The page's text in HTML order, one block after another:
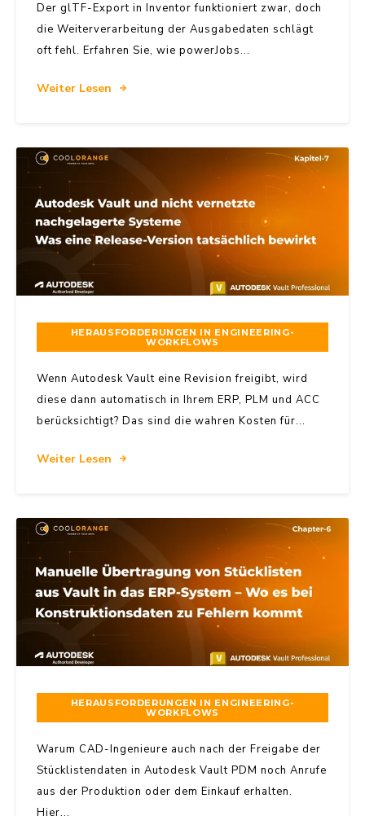
Der glTF-Export in Inventor funktioniert zwar, doch
die Weiterverarbeitung der Ausgabedaten schlägt
oft fehl. Erfahren Sie, wie powerJobs...
Weiter Lesen
HERAUSFORDERUNGEN IN ENGINEERING-
WORKFLOWS
Wenn Autodesk Vault eine Revision freigibt, wird
diese dann automatisch in Ihrem ERP, PLM und ACC
berücksichtigt? Das sind die wahren Kosten für...
Weiter Lesen
HERAUSFORDERUNGEN IN ENGINEERING-
WORKFLOWS
Warum CAD-Ingenieure auch nach der Freigabe der
Stücklistendaten in Autodesk Vault PDM noch Anrufe
aus der Produktion oder dem Einkauf erhalten.
Hier...